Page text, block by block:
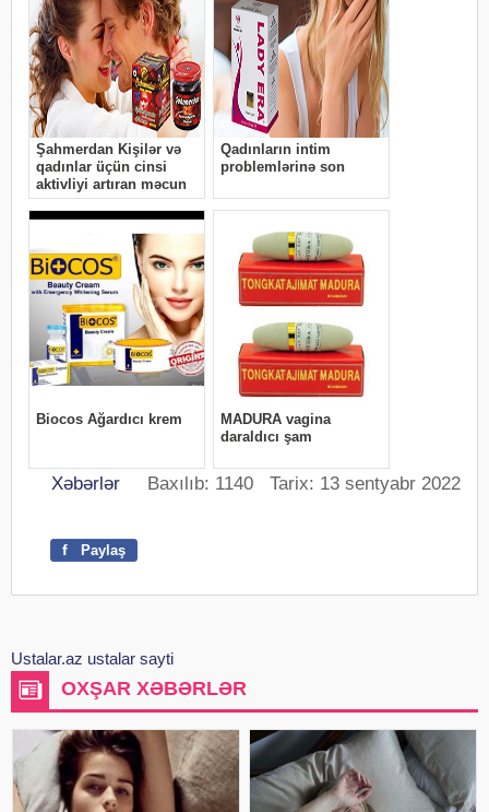
Xəbərlər Baxılıb: 1140 Tarix: 13 sentyabr 2022
f Paylaş
Ustalar.az ustalar sayti
OXŞAR XƏBƏRLƏR